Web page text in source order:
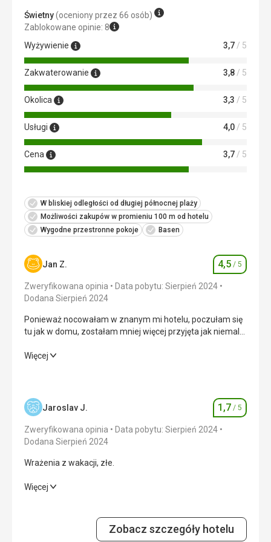
Ta recenzja została automatycznie przetłumaczona za
Świetny(oceniony przez 66 osób)
Zablokowane opinie: 8
Wyżywienie
3,7 / 5
Zakwaterowanie 3,8 / 5
Okolica 3,3 / 5
Usługi 4,0 / 5
Cena 3,7 / 5
W bliskiej odległości od długiej północnej plaży
Możliwości zakupów w promieniu 100 m od hotelu
Wygodne przestronne pokoje
Basen
Jan Z. Ocena
4,5 / 5
Zweryfikowana opinia
Data pobytu: Sierpień 2024
Dodana Sierpień 2024
Ponieważ nocowałam w znanym mi hotelu, poczułam się
tu jak w domu, zostałam mniej więcej przyjęta jak niemal
zadowolona.
Ponieważ nocowałam w znanym mi hotelu, poczułam się
Wyżywienie 5,0/ 5
Zakwaterowanie
Okolica
Usługi
Więcej
Jaroslav J. Ocena
1,7 / 5
Zweryfikowana opinia
Data pobytu: Sierpień 2024
Dodana Sierpień 2024
Wrażenia z wakacji, złe.
Wrażenia z wakacji, złe.
2,0 / 5
Więcej
Zobacz szczegóły hotelu